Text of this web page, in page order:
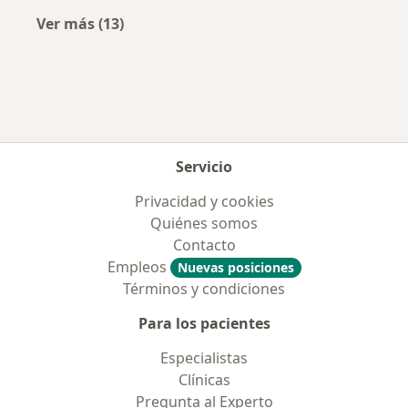
Ver más (13)
Servicio
Privacidad y cookies
Quiénes somos
Contacto
Empleos
Nuevas posiciones
Términos y condiciones
Para los pacientes
Especialistas
Clínicas
Pregunta al Experto